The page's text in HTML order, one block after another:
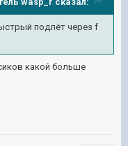
подлёт через f
какой больше